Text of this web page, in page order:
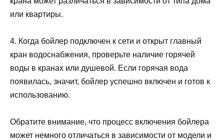
или квартиры.
4. Когда бойлер подключен к сети и открыт главный
кран водоснабжения, проверьте наличие горячей
воды в кранах или душевой. Если горячая вода
появилась, значит, бойлер успешно включен и готов к
использованию.
Обратите внимание, что процесс включения бойлера
может немного отличаться в зависимости от модели и